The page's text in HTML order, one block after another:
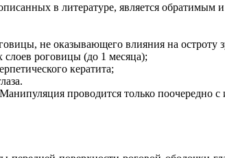
в литературе, является обратимым
не оказывающего влияния на остроту
слоев роговицы (до 1 месяца);
кератита;
проводится только поочередно